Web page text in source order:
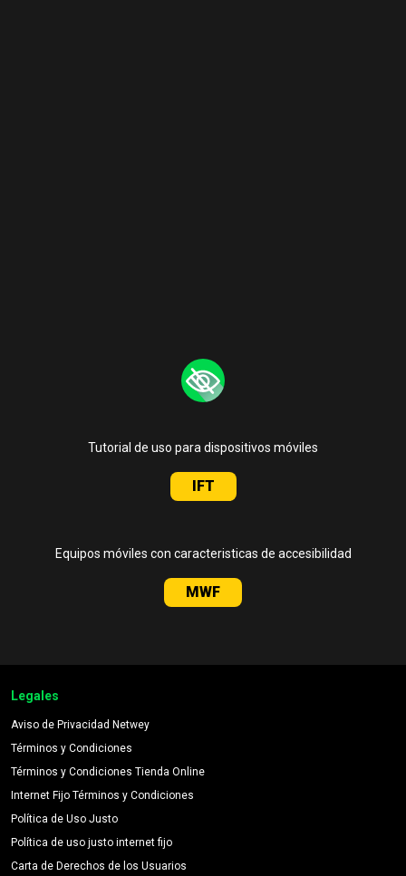
Tutorial de uso para dispositivos móviles
IFT
Equipos móviles con caracteristicas de accesibilidad
MWF
Legales
Aviso de Privacidad Netwey
Términos y Condiciones
Términos y Condiciones Tienda Online
Internet Fijo Términos y Condiciones
Política de Uso Justo
Política de uso justo internet fijo
Carta de Derechos de los Usuarios